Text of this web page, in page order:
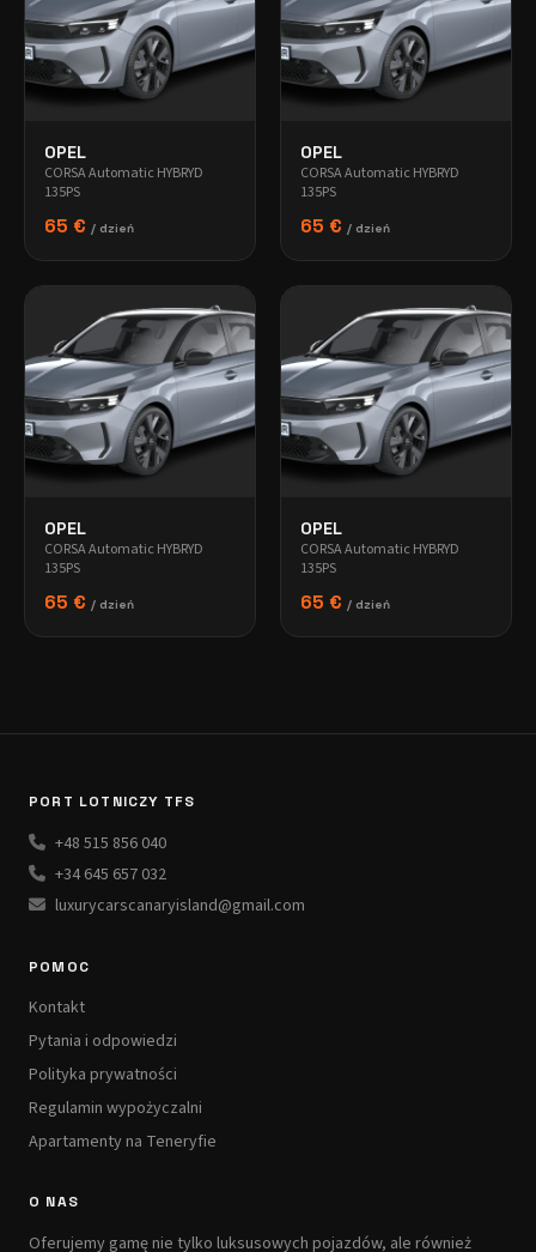
OPEL
CORSA Automatic HYBRYD
135PS
65 € / dzień
OPEL
CORSA Automatic HYBRYD
135PS
65 € / dzień
OPEL
CORSA Automatic HYBRYD
135PS
65 € / dzień
OPEL
CORSA Automatic HYBRYD
135PS
65 € / dzień
PORT LOTNICZY TFS
+48 515 856 040
+34 645 657 032
luxurycarscanaryisland@gmail.com
POMOC
Kontakt
Pytania i odpowiedzi
Polityka prywatności
Regulamin wypożyczalni
Apartamenty na Teneryfie
O NAS
Oferujemy gamę nie tylko luksusowych pojazdów, ale również